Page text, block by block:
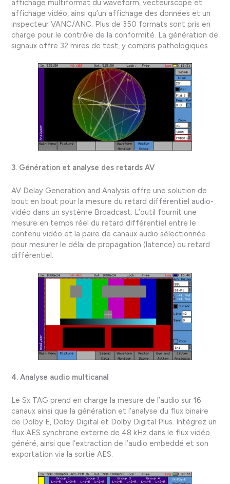
affichage multiformat du waveform, vecteurscope et
affichage vidéo, ainsi qu’un affichage des données et un
inspecteur VANC/ANC. Plus de 350 formats sont pris en
charge pour le contrôle de la conformité. La génération de
signaux offre 32 mires de test, y compris pathologiques.
3. Génération et analyse des retards AV
AV Delay Generation and Analysis offre une solution de
bout en bout pour la mesure du retard différentiel audio-
vidéo dans un système Broadcast. L’outil fournit une
mesure en temps réel du retard différentiel entre le
contenu vidéo et la paire de canaux audio sélectionnée
pour mesurer le délai de propagation (latence) ou retard
différentiel.
4. Analyse audio multicanal
Le Sx TAG prend en charge la mesure de l’audio sur 16
canaux ainsi que la génération et l’analyse du flux binaire
de Dolby E, Dolby Digital et Dolby Digital Plus. Intégrez un
flux AES synchrone externe de 48 kHz dans le flux vidéo
généré, ainsi que l’extraction de l’audio embeddé et son
exportation via la sortie AES.